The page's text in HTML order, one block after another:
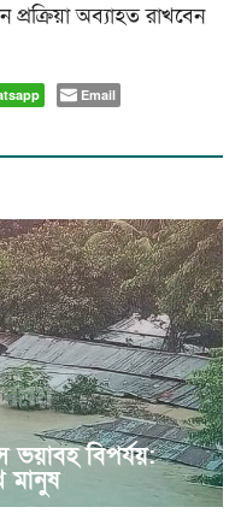
অব্যাহত রাখবেন
Email
ভয়াবহ বিপর্যয়:
মানুষ